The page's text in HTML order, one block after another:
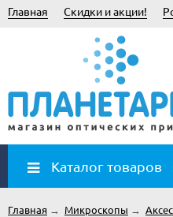
Главная Скидки и акции!
Каталог товаров
Главная → Микроскопы →